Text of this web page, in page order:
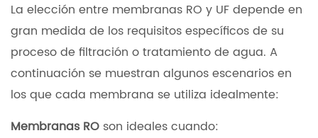
La elección entre membranas RO y UF depende en
gran medida de los requisitos específicos de su
proceso de filtración o tratamiento de agua. A
continuación se muestran algunos escenarios en
los que cada membrana se utiliza idealmente:
Membranas RO son ideales cuando: